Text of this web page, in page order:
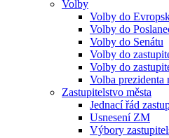
Volby
Volby do
Volby do
Volby do Senátu
Volby do
Volby do
Volba prezidenta
Zastupitelstvo města
Jednací řád
Usnesení ZM
Výbory